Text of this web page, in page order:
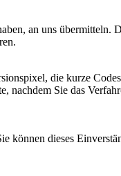
an uns
die kurze
nachdem Sie das
können dieses